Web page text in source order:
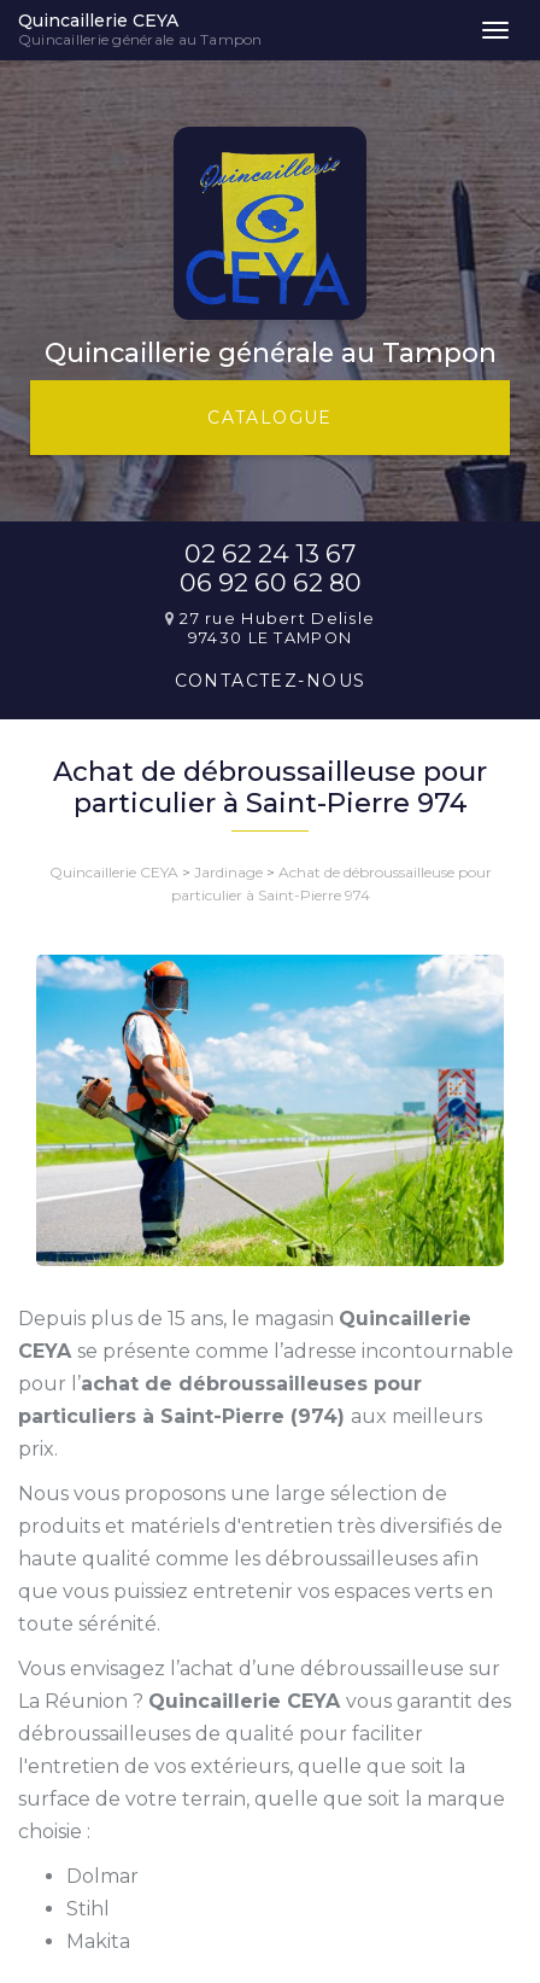
Aller
au
principal
Quincaillerie CEYA
Quincaillerie générale au Tampon
Quincaillerie générale au Tampon
CATALOGUE
02 62 24 13 67
06 92 60 62 80
27 rue Hubert Delisle
97430 LE TAMPON
CONTACTEZ- NOUS
Achat de débroussailleuse pour
particulier à Saint-Pierre 974
Quincaillerie CEYA> Jardinage> Achat de débroussailleuse pour
particulier à Saint-Pierre 974
Depuis plus de 15 ans, le magasin Quincaillerie
CEYA se présente comme l’adresse incontournable
pour l’achat de débroussailleuses pour
particuliers à Saint-Pierre (974) aux meilleurs
prix.
Nous vous proposons une large sélection de
produits et matériels d'entretien très diversifiés de
haute qualité comme les débroussailleuses afin
que vous puissiez entretenir vos espaces verts en
toute sérénité.
Vous envisagez l’achat d’une débroussailleuse sur
La Réunion ? Quincaillerie CEYA vous garantit des
débroussailleuses de qualité pour faciliter
l'entretien de vos extérieurs, quelle que soit la
surface de votre terrain, quelle que soit la marque
choisie :
Dolmar
Stihl
Makita